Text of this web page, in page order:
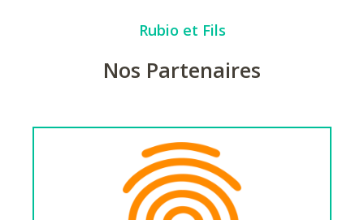
Rubio et Fils
Nos Partenaires
adipiscing elit. Vivamus ultrices ligula est, at
mattis orci varius quis. Nullam non erat neque.